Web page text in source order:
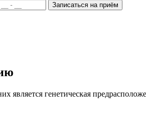
Записаться на приём
генетическая